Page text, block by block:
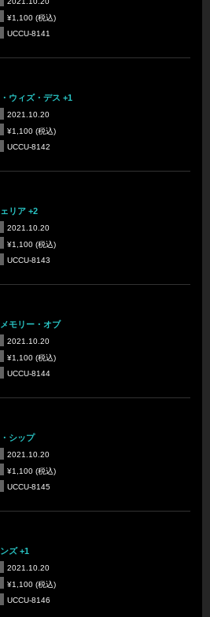
¥1,100 (税込)
UCCU-8141
ウィズ・デス +1
2021.10.20
¥1,100 (税込)
UCCU-8142
リア +2
2021.10.20
¥1,100 (税込)
UCCU-8143
モリー・オブ
2021.10.20
¥1,100 (税込)
UCCU-8144
シップ
2021.10.20
¥1,100 (税込)
UCCU-8145
ズ +1
2021.10.20
¥1,100 (税込)
UCCU-8146